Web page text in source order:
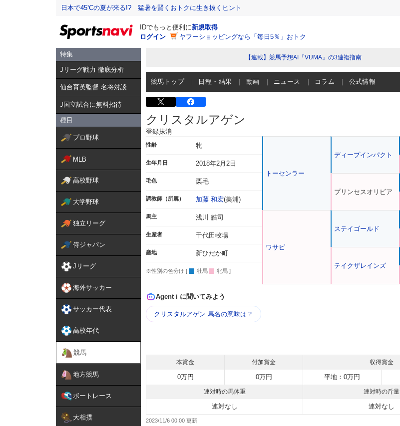
日本で45℃の夏が来る!? 猛暑を賢くおトクに生き抜くヒント
IDでもっと便利に新規取得
ログイン
ヤフーショッピングなら「毎日5％」おトク
特集
Jリーグ戦力 徹底分析
仙台育英監督 名将対談
J国立試合に無料招待
種目
プロ野球
MLB
高校野球
大学野球
独立リーグ
侍ジャパン
Jリーグ
海外サッカー
サッカー代表
高校年代
競馬
地方競馬
ボートレース
大相撲
【連載】競馬予想AI『VUMA』の3連複指南
競馬トップ 日程・結果 動画 ニュース コラム 公式情報
クリスタルアゲン
登録抹消
性齢 牝
生年月日 2018年2月2日
毛色 栗毛
調教師（所属） 加藤 和宏(美浦)
馬主 浅川 皓司
生産者 千代田牧場
産地 新ひだか町
※性別の色分け [ :牡馬 :牝馬 ]
トーセンラー
ワサビ
ディープインパクト
プリンセスオリビア
ステイゴールド
テイクザレインズ
Agent i に聞いてみよう
クリスタルアゲン 馬名の意味は？
本賞金 付加賞金 収得賞金
0万円 0万円 平地：0万円
連対時の馬体重 連対時の斤量
連対なし 連対なし
2023/11/6 00:00